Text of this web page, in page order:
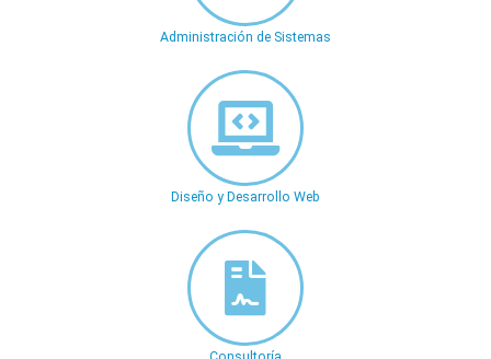
Administración de Sistemas
Diseño y Desarrollo Web